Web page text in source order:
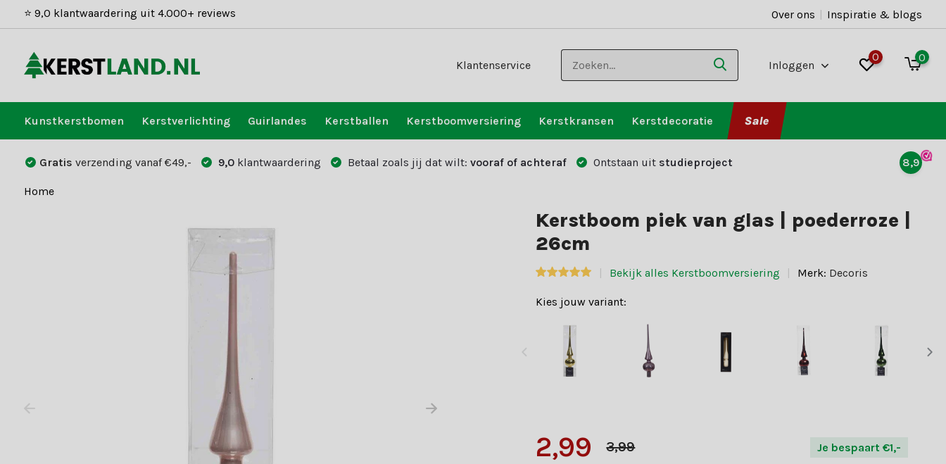
⭐ 9,0 klantwaardering uit 4.000+ reviews Over ons | Inspiratie & blogs
Klantenservice Inloggen
0 0
Kunstkerstbomen Kerstverlichting Guirlandes Kerstballen Kerstboomversiering Kerstkransen Kerstdecoratie Sale
Gratis verzending vanaf €49,- 9,0 klantwaardering Betaal zoals jij dat wilt: vooraf of achteraf Ontstaan uit studieproject 8,9
Home
Kerstboom piek van glas | poederroze |
26cm
Bekijk alles Kerstboomversiering Merk: Decoris
Kies jouw variant:
2,99 3,99 Je bespaart €1,-